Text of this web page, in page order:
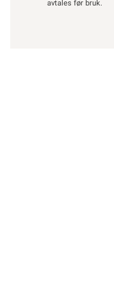
avtales før bruk.